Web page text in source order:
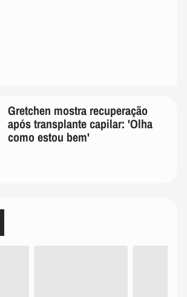
Gretchen mostra recuperação
após transplante capilar: 'Olha
como estou bem'